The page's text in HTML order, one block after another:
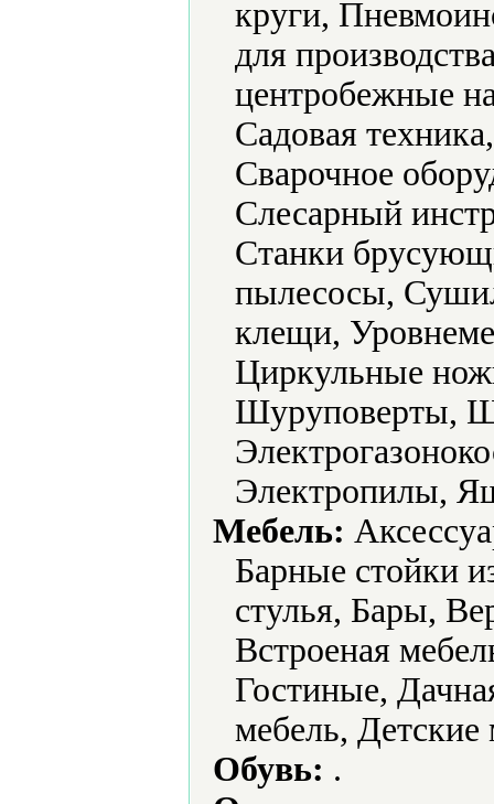
круги,
для
центробежные
Садовая
Сварочное
Слесарный
Станки
пылесосы,
клещи,
Циркульные
Шуруповерты,
Электропилы,
Мебель:
Барные стойки
стулья, Бары,
Встроеная
Гостиные,
мебель, Детские
Обувь: .